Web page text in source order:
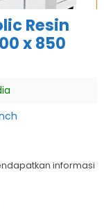
Resin
x 850
informasi